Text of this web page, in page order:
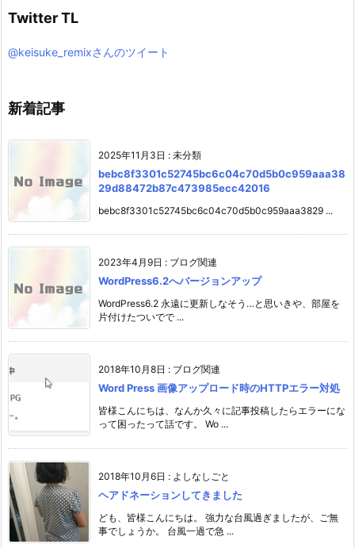
Twitter TL
@keisuke_remixさんのツイート
新着記事
2025年11月3日 : 未分類
bebc8f3301c52745bc6c04c70d5b0c959aaa38
29d88472b87c473985ecc42016
bebc8f3301c52745bc6c04c70d5b0c959aaa3829 ...
2023年4月9日 : ブログ関連
WordPress6.2へバージョンアップ
WordPress6.2 永遠に更新しなそう…と思いきや、部屋を
片付けたついでで ...
2018年10月8日 : ブログ関連
Word Press 画像アップロード時のHTTPエラー対処
皆様こんにちは、なんか久々に記事投稿したらエラーにな
って困ったって話です。 Wo ...
2018年10月6日 : よしなしごと
ヘアドネーションしてきました
ども、皆様こんにちは。 強力な台風過ぎましたが、ご無
事でしょうか。 台風一過で急 ...